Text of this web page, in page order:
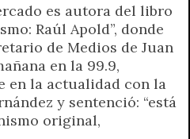
es autora del libro
Raúl Apold”, donde
de Medios de Juan
en la 99.9,
en la actualidad con la
y sentenció: “está
original,